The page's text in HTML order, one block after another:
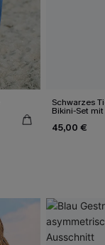
Schwarzes
Bikini-Set
45,00 €